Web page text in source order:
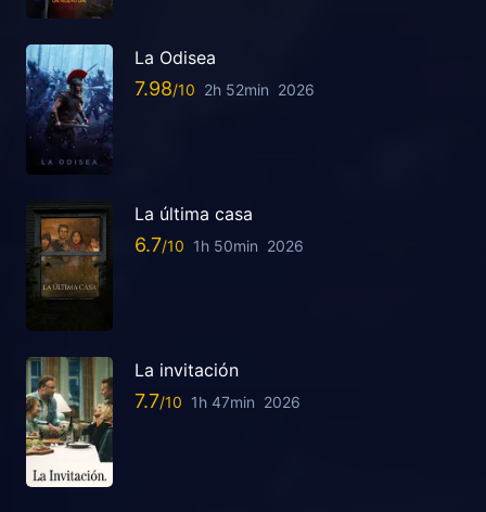
La Odisea
7.98 2h 52min 2026
La última casa
6.7 1h 50min 2026
La invitación
7.7 1h 47min 2026